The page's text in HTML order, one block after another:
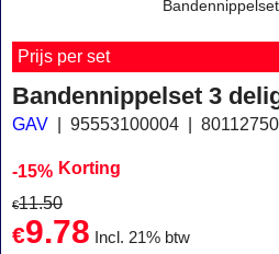
Prijs per set
Bandennippelset 3
GAV 95553100004
-15% Korting
€11.50
€9.78
Incl. 21% btw